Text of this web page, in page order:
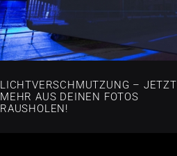
LICHTVERSCHMUTZUNG – JETZT
MEHR AUS DEINEN FOTOS
RAUSHOLEN!